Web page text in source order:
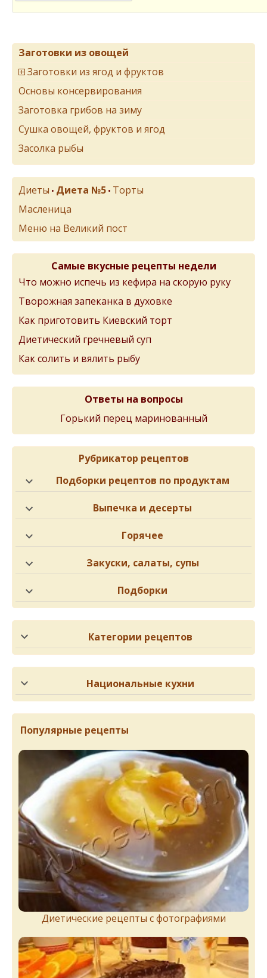
Заготовки из овощей
Заготовки из ягод и фруктов
Основы консервирования
Заготовка грибов на зиму
Сушка овощей, фруктов и ягод
Засолка рыбы
Диеты • Диета №5 • Торты
Масленица
Меню на Великий пост
Самые вкусные рецепты недели
Что можно испечь из кефира на скорую руку
Творожная запеканка в духовке
Как приготовить Киевский торт
Диетический гречневый суп
Как солить и вялить рыбу
Ответы на вопросы
Горький перец маринованный
Рубрикатор рецептов
Подборки рецептов по продуктам
Выпечка и десерты
Горячее
Закуски, салаты, супы
Подборки
Категории рецептов
Национальные кухни
Популярные рецепты
Диетические рецепты с фотографиями